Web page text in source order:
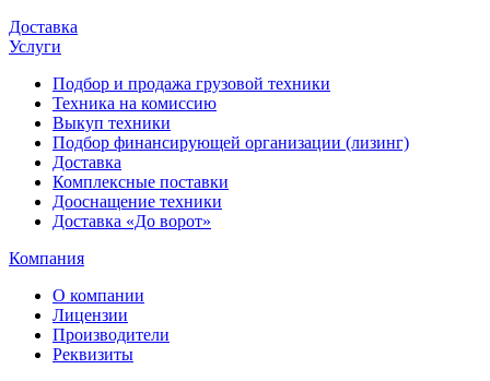
Доставка
Услуги
Подбор и продажа грузовой техники
Техника на комиссию
Выкуп техники
Подбор финансирующей организации (лизинг)
Доставка
Комплексные поставки
Дооснащение техники
Доставка «До ворот»
Компания
О компании
Лицензии
Производители
Реквизиты